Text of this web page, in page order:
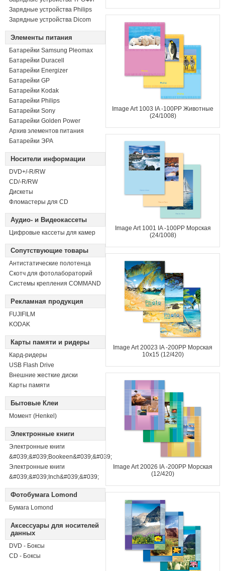
Зарядные устройства Philips
Зарядные устройства Dicom
Элементы питания
Батарейки Samsung Pleomax
Батарейки Duracell
Батарейки Energizer
Батарейки GP
Батарейки Kodak
Батарейки Philips
Батарейки Sony
Батарейки Golden Power
Архив элементов питания
Батарейки ЭРА
Носители информации
DVD+/-R/RW
СD/-R/RW
Дискеты
Фломастеры для CD
Аудио- и Видеокассеты
Цифровые кассеты для камер
Сопутствующие товары
Антистатические полотенца
Скотч для фотолабораторий
Системы крепления COMMAND
Рекламная продукция
FUJIFILM
KODAK
Карты памяти и ридеры
Кард-ридеры
USB Flash Drive
Внешние жесткие диски
Карты памяти
Бытовые Клеи
Момент (Henkel)
Электронные книги
Электронные книги
&#039;&#039;Bookeen&#039;&#039;
Электронные книги
&#039;&#039;Inch&#039;&#039;
Фотобумага Lomond
Бумага Lomond
Аксессуары для носителей
данных
DVD - Боксы
CD - Боксы
Image Art 1003 IA -100PP Животные
(24/1008)
Image Art 1001 IA -100PP Морская
(24/1008)
Image Art 20023 IA -200PP Морская
10x15 (12/420)
Image Art 20026 IA -200PP Морская
(12/420)